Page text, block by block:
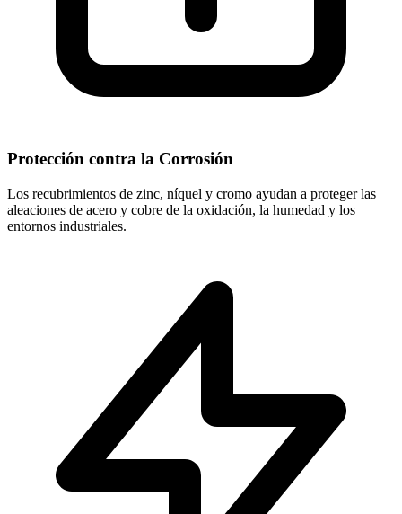
Protección contra la Corrosión
Los recubrimientos de zinc, níquel y cromo ayudan a proteger las
aleaciones de acero y cobre de la oxidación, la humedad y los
entornos industriales.